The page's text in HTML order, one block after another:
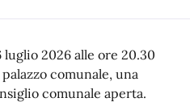
2026 alle ore 20.30
comunale, una
comunale aperta.